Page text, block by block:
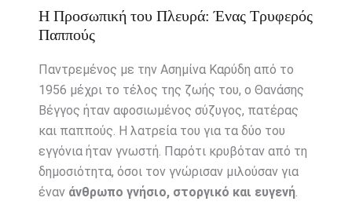
Η Προσωπική του Πλευρά: Ένας Τρυφερός
Παππούς
Παντρεμένος με την Ασημίνα Καρύδη από το
1956 μέχρι το τέλος της ζωής του, ο Θανάσης
Βέγγος ήταν αφοσιωμένος σύζυγος, πατέρας
και παππούς. Η λατρεία του για τα δύο του
εγγόνια ήταν γνωστή. Παρότι κρυβόταν από τη
δημοσιότητα, όσοι τον γνώρισαν μιλούσαν για
έναν άνθρωπο γνήσιο, στοργικό και ευγενή.